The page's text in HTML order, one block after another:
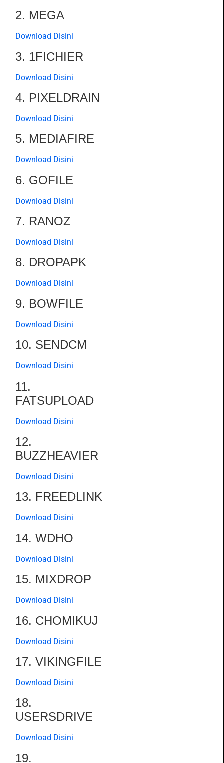
2. MEGA
Download Disini
3. 1FICHIER
Download Disini
4. PIXELDRAIN
Download Disini
5. MEDIAFIRE
Download Disini
6. GOFILE
Download Disini
7. RANOZ
Download Disini
8. DROPAPK
Download Disini
9. BOWFILE
Download Disini
10. SENDCM
Download Disini
11.
FATSUPLOAD
Download Disini
12.
BUZZHEAVIER
Download Disini
13. FREEDLINK
Download Disini
14. WDHO
Download Disini
15. MIXDROP
Download Disini
16. CHOMIKUJ
Download Disini
17. VIKINGFILE
Download Disini
18.
USERSDRIVE
Download Disini
19.